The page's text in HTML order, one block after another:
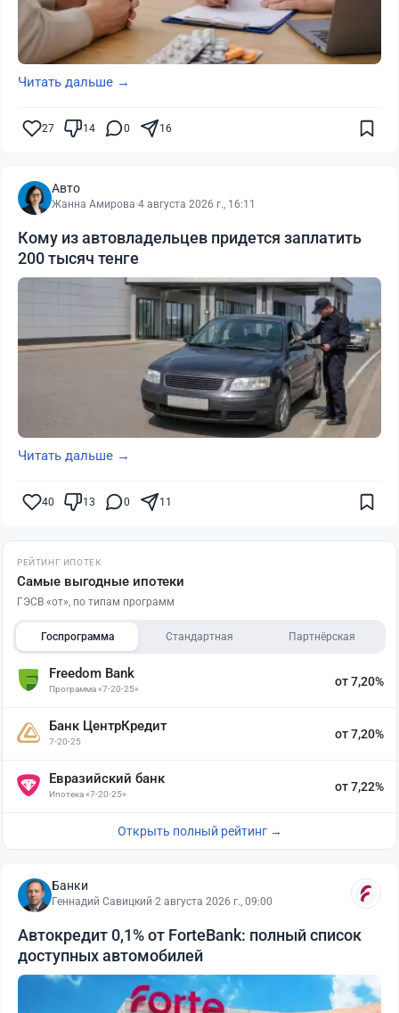
Читать дальше →
27 14 0 16
Авто
Жанна Амирова·4 августа 2026 г., 16:11
Кому из автовладельцев придется заплатить
200 тысяч тенге
Читать дальше →
40 13 0 11
РЕЙТИНГ ИПОТЕК
Самые выгодные ипотеки
ГЭСВ «от», по типам программ
Госпрограмма Стандартная Партнёрская
Freedom Bank
Программа «7-20-25»
от 7,20%
Банк ЦентрКредит
7-20-25
от 7,20%
Евразийский банк
Ипотека «7-20-25»
от 7,22%
Открыть полный рейтинг →
Банки
Геннадий Савицкий·2 августа 2026 г., 09:00
Автокредит 0,1% от ForteBank: полный список
доступных автомобилей